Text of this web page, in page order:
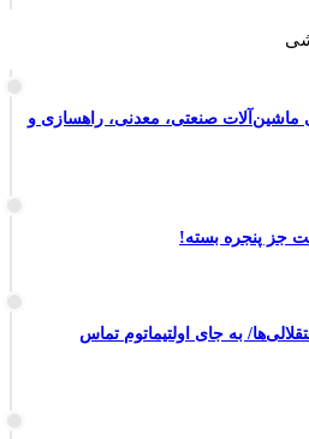
ماشین‌آلات صنعتی، معدنی، راهسازی و
جز پنجره بسته!
به جای اولتیماتوم تماس